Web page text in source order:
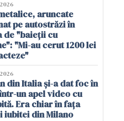
aruncate
pe autostrăzi în
de "baieții cu
"Mi-au cerut 1200 lei
din Italia și-a dat foc în
un apel video cu
Era chiar în fața
iubitei din Milano